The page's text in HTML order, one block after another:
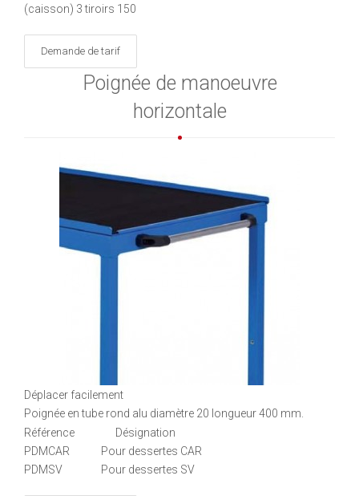
(caisson) 3 tiroirs 150
Demande de tarif
Poignée de manoeuvre
horizontale
Déplacer facilement
Poignée en tube rond alu diamètre 20 longueur 400 mm.
Référence Désignation
PDMCAR Pour dessertes CAR
PDMSV Pour dessertes SV